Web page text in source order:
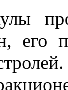
его